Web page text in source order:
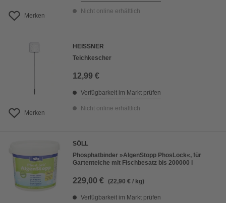
Merken
Nicht online erhältlich
Merken
HEISSNER
Teichkescher
12,99 €
Verfügbarkeit im Markt prüfen
Nicht online erhältlich
SÖLL
Phosphatbinder »AlgenStopp PhosLock«, für
Gartenteiche mit Fischbesatz bis 200000 l
229,00 € (22,90 € / kg)
Verfügbarkeit im Markt prüfen